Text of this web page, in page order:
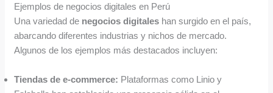
Ejemplos de negocios digitales en Perú
Una variedad de negocios digitales han surgido en el país,
abarcando diferentes industrias y nichos de mercado.
Algunos de los ejemplos más destacados incluyen:
Tiendas de e-commerce: Plataformas como Linio y